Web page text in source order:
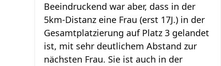
Beeindruckend war aber, dass in der
5km-Distanz eine Frau (erst 17J.) in der
Gesamtplatzierung auf Platz 3 gelandet
ist, mit sehr deutlichem Abstand zur
nächsten Frau. Sie ist auch in der